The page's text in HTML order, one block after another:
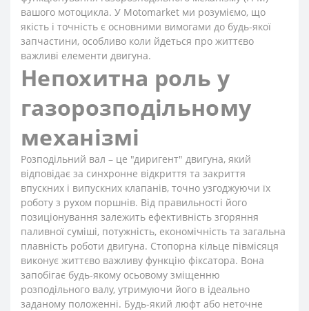
вашого мотоцикла. У Motomarket ми розуміємо, що
якість і точність є основними вимогами до будь-якої
запчастини, особливо коли йдеться про життєво
важливі елементи двигуна.
Непохитна роль у
газорозподільному
механізмі
Розподільний вал – це "диригент" двигуна, який
відповідає за синхронне відкриття та закриття
впускних і випускних клапанів, точно узгоджуючи їх
роботу з рухом поршнів. Від правильності його
позиціонування залежить ефективність згоряння
паливної суміші, потужність, економічність та загальна
плавність роботи двигуна. Стопорна кільце півмісяця
виконує життєво важливу функцію фіксатора. Вона
запобігає будь-якому осьовому зміщенню
розподільного валу, утримуючи його в ідеально
заданому положенні. Будь-який люфт або неточне